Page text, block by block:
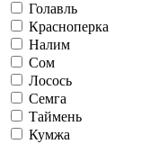
Голавль
Красноперка
Налим
Сом
Лосось
Семга
Таймень
Кумжа